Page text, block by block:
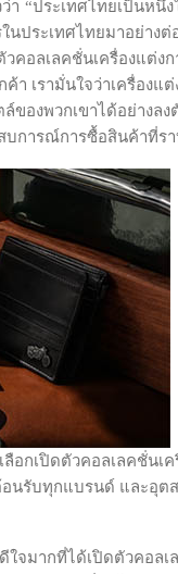
ว่า “ประเทศไทยเป็นห
ประเทศไทยมาอย่าง
อลเลคชั่นเครื่องแต่ง
เรามั่นใจว่าเครื่องแ
องพวกเขาได้อย่าง
บการณ์การซื้อสินค้าที่
กเปิดตัวคอลเลคชั่นเ
นรับทุกแบรนด์ และอุ
ใจมากที่ได้เปิดตัวคอล